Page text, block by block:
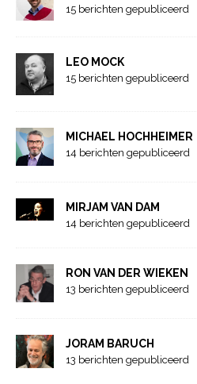
15 berichten gepubliceerd
LEO MOCK
15 berichten gepubliceerd
MICHAEL HOCHHEIMER
14 berichten gepubliceerd
MIRJAM VAN DAM
14 berichten gepubliceerd
RON VAN DER WIEKEN
13 berichten gepubliceerd
JORAM BARUCH
13 berichten gepubliceerd